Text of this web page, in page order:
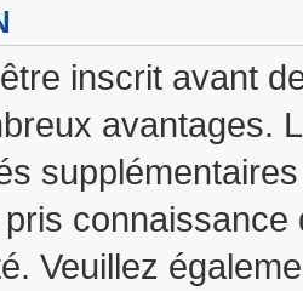
inscrit avant
avantages.
pris
Veuillez